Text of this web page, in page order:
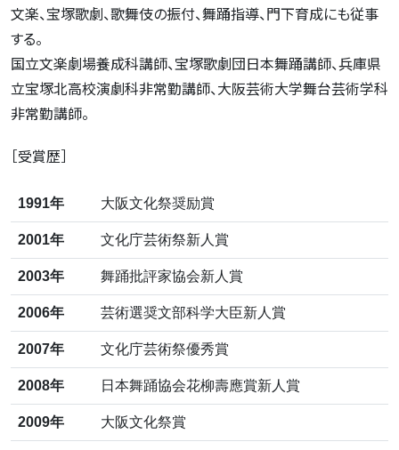
文楽、宝塚歌劇、歌舞伎の振付、舞踊指導、門下育成にも従事
する。
国立文楽劇場養成科講師、宝塚歌劇団日本舞踊講師、兵庫県
立宝塚北高校演劇科非常勤講師、大阪芸術大学舞台芸術学科
非常勤講師。
［受賞歴］
1991年 大阪文化祭奨励賞
2001年 文化庁芸術祭新人賞
2003年 舞踊批評家協会新人賞
2006年 芸術選奨文部科学大臣新人賞
2007年 文化庁芸術祭優秀賞
2008年 日本舞踊協会花柳壽應賞新人賞
2009年 大阪文化祭賞